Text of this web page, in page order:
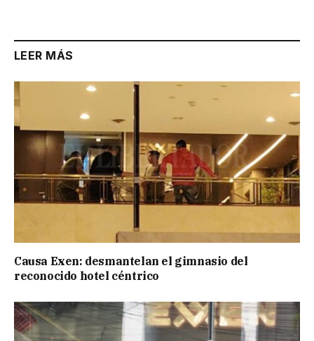
LEER MÁS
Causa Exen: desmantelan el gimnasio del
reconocido hotel céntrico